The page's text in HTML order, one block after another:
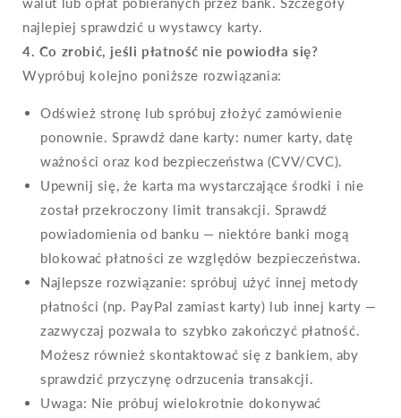
najlepiej sprawdzić u wystawcy karty.
4. Co zrobić, jeśli płatność nie powiodła się?
Wypróbuj kolejno poniższe rozwiązania:
Odśwież stronę lub spróbuj złożyć zamówienie
ponownie. Sprawdź dane karty: numer karty, datę
ważności oraz kod bezpieczeństwa (CVV/CVC).
Upewnij się, że karta ma wystarczające środki i nie
został przekroczony limit transakcji. Sprawdź
powiadomienia od banku — niektóre banki mogą
blokować płatności ze względów bezpieczeństwa.
Najlepsze rozwiązanie: spróbuj użyć innej metody
płatności (np. PayPal zamiast karty) lub innej karty —
zazwyczaj pozwala to szybko zakończyć płatność.
Możesz również skontaktować się z bankiem, aby
sprawdzić przyczynę odrzucenia transakcji.
Uwaga: Nie próbuj wielokrotnie dokonywać